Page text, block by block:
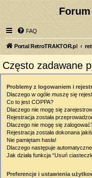
FAQ
Portal RetroTRAKTOR.pl
Często zadawane
Problemy z logowaniem i
Dlaczego w ogóle muszę się
Co to jest COPPA?
Dlaczego nie mogę się
Rejestracja została
Dlaczego nie mogę się
Rejestracja została dokonana
Nie pamiętam hasła!
Dlaczego następuje
Jak działa funkcja “Usuń
Preferencje i ustawienia